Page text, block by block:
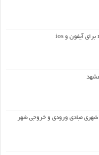
شهری مبادی ورودی و خروجی شهر